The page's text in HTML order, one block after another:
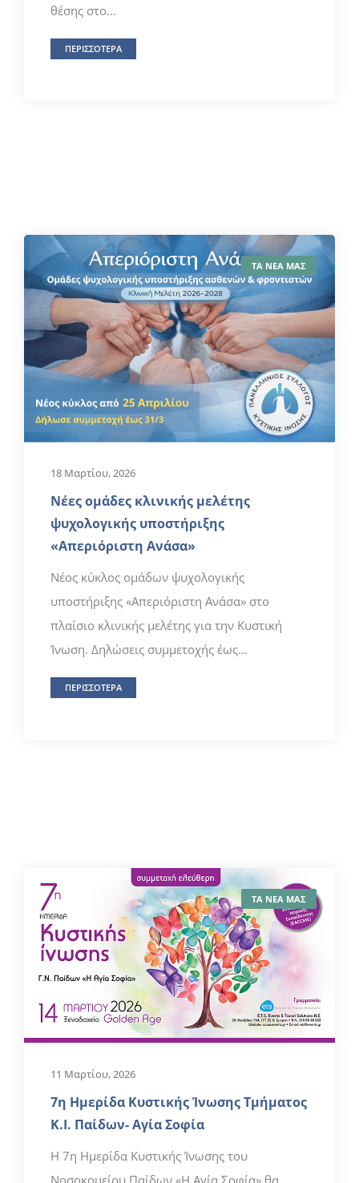
θέσης στο...
ΠΕΡΙΣΣΟΤΕΡΑ
ΤΑ ΝΕΑ ΜΑΣ
18 Μαρτίου, 2026
Νέες ομάδες κλινικής μελέτης
ψυχολογικής υποστήριξης
«Απεριόριστη Ανάσα»
Νέος κύκλος ομάδων ψυχολογικής
υποστήριξης «Απεριόριστη Ανάσα» στο
πλαίσιο κλινικής μελέτης για την Κυστική
Ίνωση. Δηλώσεις συμμετοχής έως...
ΠΕΡΙΣΣΟΤΕΡΑ
ΤΑ ΝΕΑ ΜΑΣ
11 Μαρτίου, 2026
7η Ημερίδα Κυστικής Ίνωσης Τμήματος
Κ.Ι. Παίδων- Αγία Σοφία
Η 7η Ημερίδα Κυστικής Ίνωσης του
Νοσοκομείου Παίδων «Η Αγία Σοφία» θα